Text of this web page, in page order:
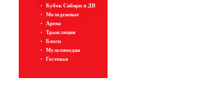
Кубок Сибири и ДВ
Молодежные
Арена
Трансляция
Блоги
Мультимедиа
Гостевая